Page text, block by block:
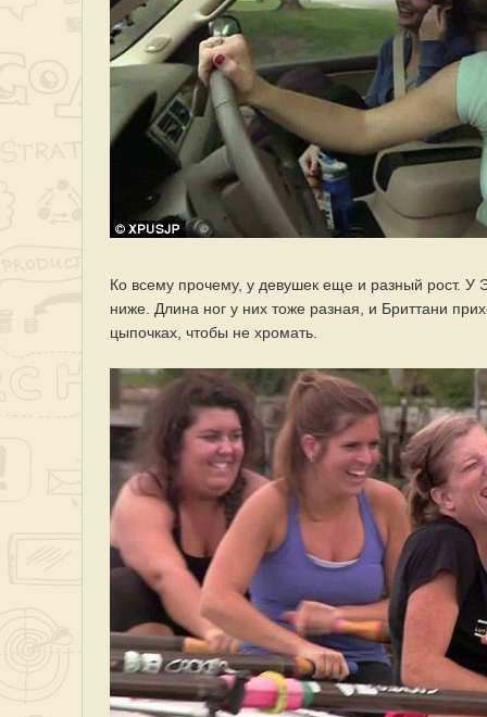
Ко всему прочему, у девушек еще и разный рост. У
ниже. Длина ног у них тоже разная, и Бриттани
цыпочках, чтобы не хромать.